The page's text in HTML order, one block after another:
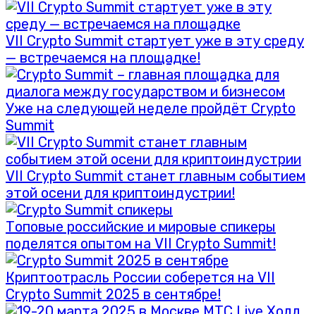
VII Crypto Summit стартует уже в эту среду
— встречаемся на площадке!
Уже на следующей неделе пройдёт Crypto
Summit
VII Crypto Summit станет главным событием
этой осени для криптоиндустрии!
Топовые российские и мировые спикеры
поделятся опытом на VII Crypto Summit!
Криптоотрасль России соберется на VII
Crypto Summit 2025 в сентябре!